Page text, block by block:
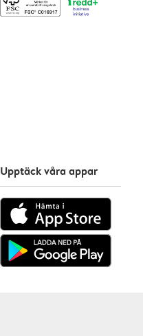
Upptäck våra appar